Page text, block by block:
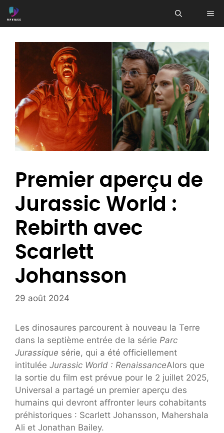
Aller
au
Premier aperçu de
Jurassic World :
Rebirth avec
Scarlett
Johansson
29 août 2024
Les dinosaures parcourent à nouveau la Terre
dans la septième entrée de la série Parc
Jurassique série, qui a été officiellement
intitulée Jurassic World : RenaissanceAlors que
la sortie du film est prévue pour le 2 juillet 2025,
Universal a partagé un premier aperçu des
humains qui devront affronter leurs cohabitants
préhistoriques : Scarlett Johansson, Mahershala
Ali et Jonathan Bailey.